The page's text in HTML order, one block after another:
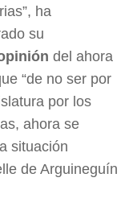
ha
su
del ahora
“de no ser por
por los
ahora se
situación
de Arguineguín